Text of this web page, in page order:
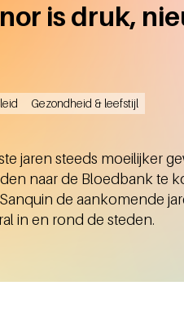
is druk,
Gezondheid & leefstijl
jaren steeds moeilijker
naar de Bloedbank te
de aankomende
in en rond de steden.